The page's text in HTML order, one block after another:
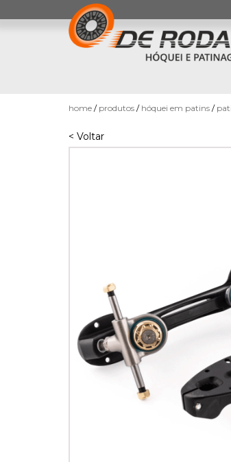
PATINAGEM
home produtos hóquei em patins
< Voltar